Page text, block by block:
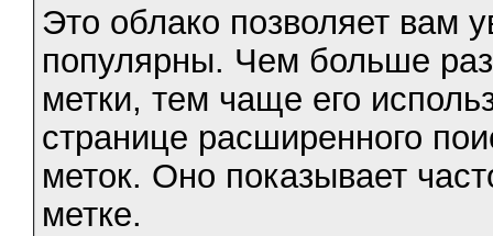
Это облако позволяет вам
популярны. Чем больше
метки, тем чаще его
странице расширенного
меток. Оно показывает
метке.